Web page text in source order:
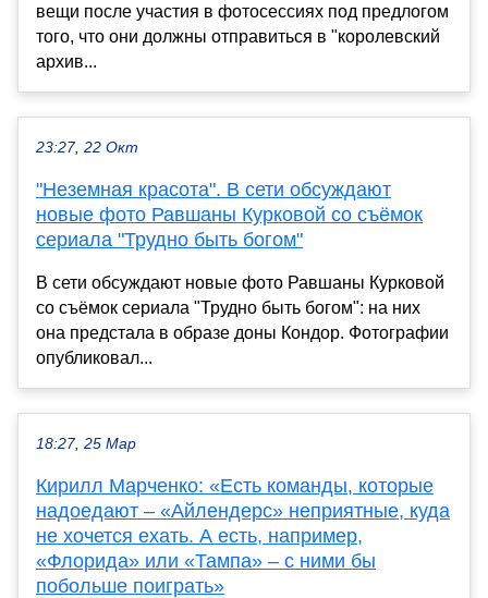
вещи после участия в фотосессиях под предлогом
того, что они должны отправиться в "королевский
архив...
23:27, 22 Окт
"Неземная красота". В сети обсуждают
новые фото Равшаны Курковой со съёмок
сериала "Трудно быть богом"
В сети обсуждают новые фото Равшаны Курковой
со съёмок сериала "Трудно быть богом": на них
она предстала в образе доны Кондор. Фотографии
опубликовал...
18:27, 25 Мар
Кирилл Марченко: «Есть команды, которые
надоедают – «Айлендерс» неприятные, куда
не хочется ехать. А есть, например,
«Флорида» или «Тампа» – с ними бы
побольше поиграть»